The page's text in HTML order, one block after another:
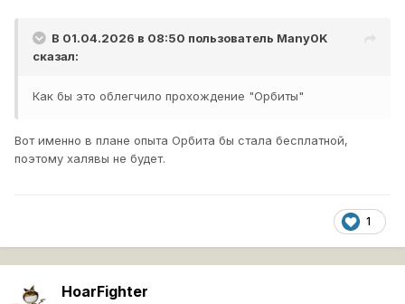
В 01.04.2026 в 08:50 пользователь Many0K
сказал:
Как бы это облегчило прохождение "Орбиты"
Вот именно в плане опыта Орбита бы стала бесплатной,
поэтому халявы не будет.
1
HoarFighter